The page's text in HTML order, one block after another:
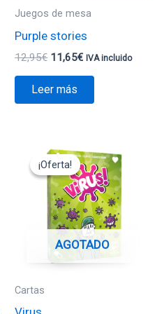
Juegos de mesa
Purple stories
12,95€ 11,65€ IVA incluido
Leer más
¡Oferta!
AGOTADO
¡Oferta!
Cartas
precio
original
era:
15,00€.
precio
actual
es:
13,50€.